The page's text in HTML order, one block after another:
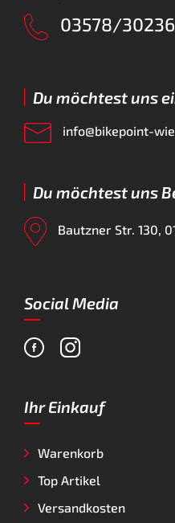
03578/
Du möchtest uns
info@bikepoint-
Du möchtest uns
Bautzner Str. 130,
Social Media
Ihr Einkauf
Warenkorb
Top Artikel
Versandkosten